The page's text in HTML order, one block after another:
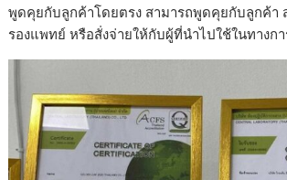
พูดคุยกับลูกค้าโดยตรง สามารถพูดคุยกับลูกค้า
รองแพทย์ หรือสั่งจ่ายให้กับผู้ที่นำไปใช้ในทางก